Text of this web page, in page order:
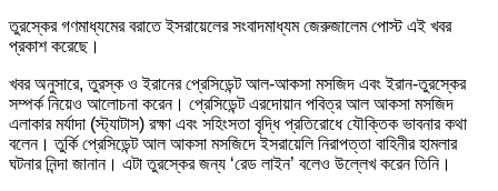
তুরস্কের গণমাধ্যমের বরাতে ইসরায়েলের সংবাদমাধ্যম জেরুজালেম পোস্ট এই খবর
প্রকাশ করেছে।
খবর অনুসারে, তুরস্ক ও ইরানের প্রেসিডেন্ট আল-আকসা মসজিদ এবং ইরান-তুরস্কের
সম্পর্ক নিয়েও আলোচনা করেন। প্রেসিডেন্ট এরদোয়ান পবিত্র আল আকসা মসজিদ
এলাকার মর্যাদা (স্ট্যাটাস) রক্ষা এবং সহিংসতা বৃদ্ধি প্রতিরোধে যৌক্তিক ভাবনার কথা
বলেন। তুর্কি প্রেসিডেন্ট আল আকসা মসজিদে ইসরায়েলি নিরাপত্তা বাহিনীর হামলার
ঘটনার নিন্দা জানান। এটা তুরস্কের জন্য ‘রেড লাইন’ বলেও উল্লেখ করেন তিনি।